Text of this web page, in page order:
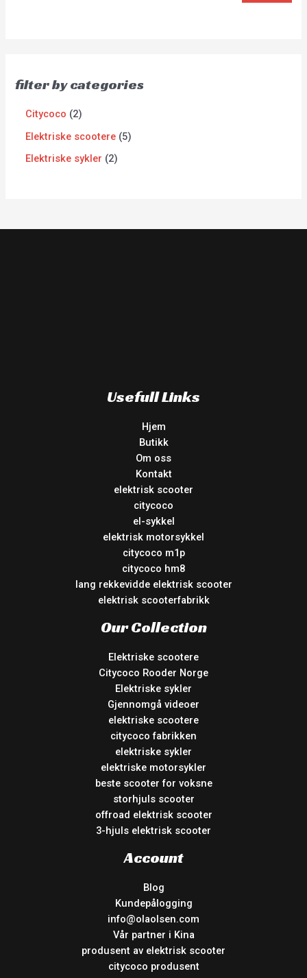
filter by categories
Citycoco
2
Elektriske scootere 5
Elektriske sykler
2
Usefull Links
Hjem
Butikk
Om oss
Kontakt
elektrisk scooter
citycoco
el-sykkel
elektrisk motorsykkel
citycoco m1p
citycoco hm8
lang rekkevidde elektrisk scooter
elektrisk scooterfabrikk
Our Collection
Elektriske scootere
Citycoco Rooder Norge
Elektriske sykler
Gjennomgå videoer
elektriske scootere
citycoco fabrikken
elektriske sykler
elektriske motorsykler
beste scooter for voksne
storhjuls scooter
offroad elektrisk scooter
3-hjuls elektrisk scooter
Account
Blog
Kundepålogging
info@olaolsen.com
Vår partner i Kina
produsent av elektrisk scooter
citycoco produsent